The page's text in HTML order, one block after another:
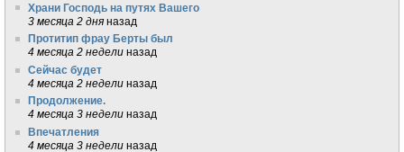
Храни Господь на путях Вашего
3 месяца 2 дня назад
Протитип фрау Берты был
4 месяца 2 недели назад
Сейчас будет
4 месяца 2 недели назад
Продолжение.
4 месяца 3 недели назад
Впечатления
4 месяца 3 недели назад